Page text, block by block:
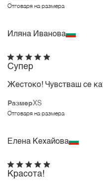
Отговаря на размера
Иляна Иванова
РазмерXS
Отговаря на размера
Супер
Жестоко! Чувстваш се
Елена Кехайова
Красота!